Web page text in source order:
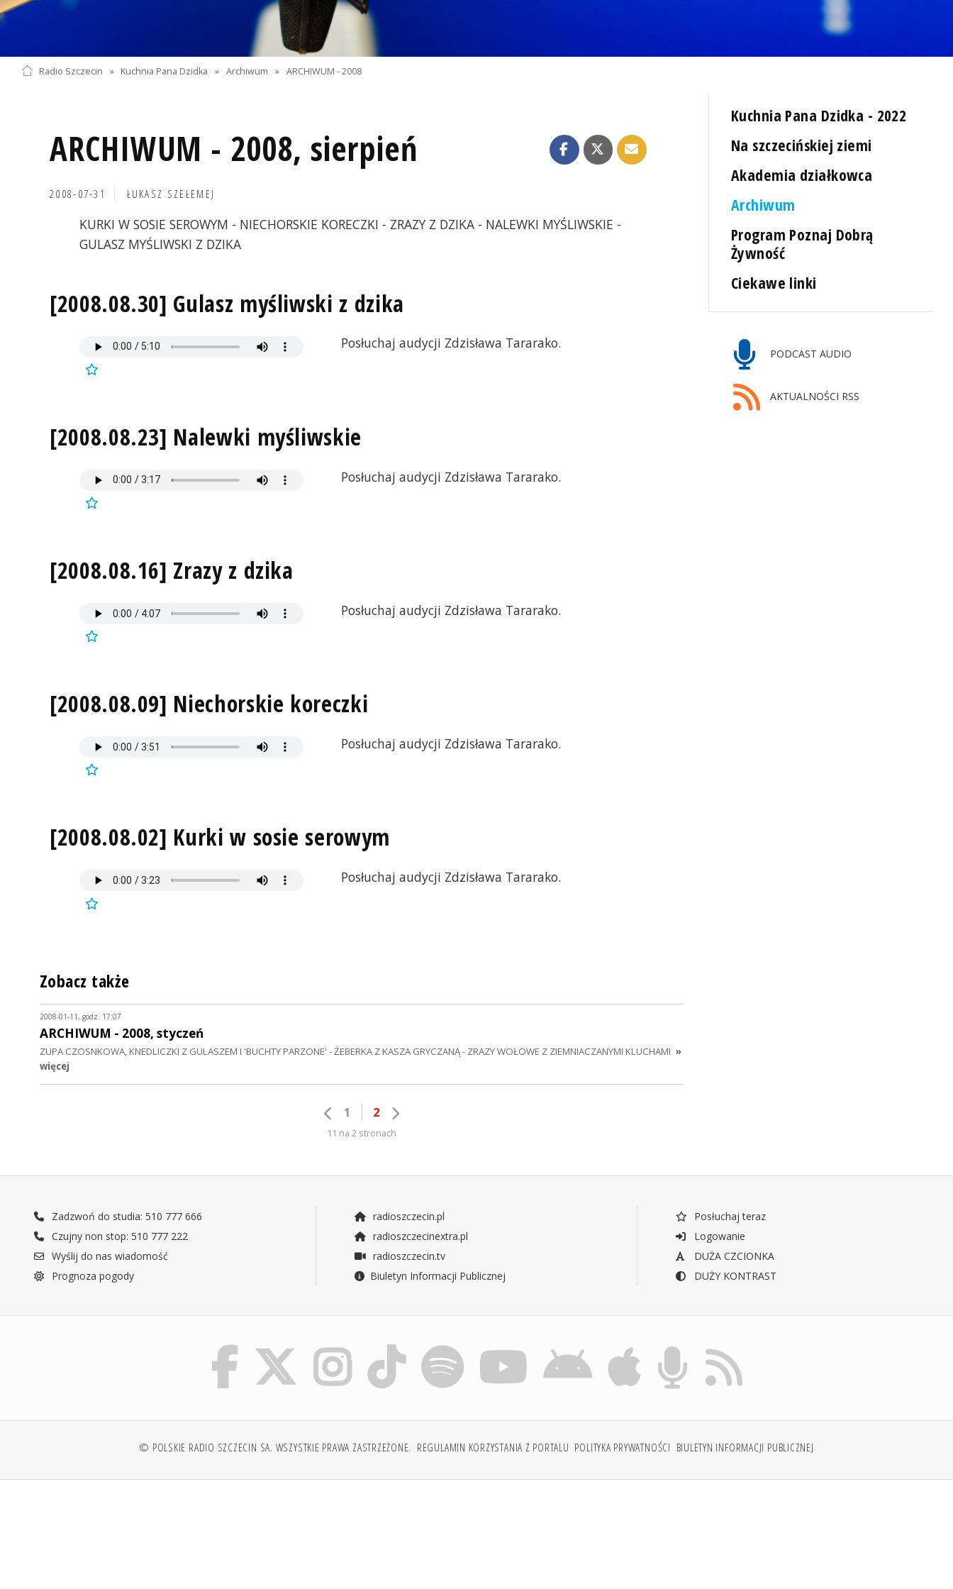
Radio Szczecin » Kuchnia Pana Dzidka » Archiwum » ARCHIWUM - 2008
ARCHIWUM - 2008, sierpień
2008-07-31 ŁUKASZ SZEŁEMEJ
KURKI W SOSIE SEROWYM - NIECHORSKIE KORECZKI - ZRAZY Z DZIKA - NALEWKI MYŚLIWSKIE -
GULASZ MYŚLIWSKI Z DZIKA
[2008.08.30] Gulasz myśliwski z dzika
Posłuchaj audycji Zdzisława Tararako.
[2008.08.23] Nalewki myśliwskie
Posłuchaj audycji Zdzisława Tararako.
[2008.08.16] Zrazy z dzika
Posłuchaj audycji Zdzisława Tararako.
[2008.08.09] Niechorskie koreczki
Posłuchaj audycji Zdzisława Tararako.
[2008.08.02] Kurki w sosie serowym
Posłuchaj audycji Zdzisława Tararako.
Kuchnia Pana Dzidka - 2022
Na szczecińskiej ziemi
Akademia działkowca
Archiwum
Program Poznaj Dobrą
Żywność
Ciekawe linki
PODCAST AUDIO
AKTUALNOŚCI RSS
Zobacz także
2008-01-11, godz. 17:07
ARCHIWUM - 2008, styczeń
ZUPA CZOSNKOWA, KNEDLICZKI Z GULASZEM I 'BUCHTY PARZONE' - ŻEBERKA Z KASZA GRYCZANĄ - ZRAZY WOŁOWE Z ZIEMNIACZANYMI KLUCHAMI »
więcej
1 2
11 na 2 stronach
Zadzwoń do studia: 510 777 666
Czujny non stop: 510 777 222
Wyślij do nas wiadomość
Prognoza pogody
radioszczecin.pl
radioszczecinextra.pl
radioszczecin.tv
Biuletyn Informacji Publicznej
Posłuchaj teraz
Logowanie
DUŻA CZCIONKA
DUŻY KONTRAST
© POLSKIE RADIO SZCZECIN SA. WSZYSTKIE PRAWA ZASTRZEŻONE. REGULAMIN KORZYSTANIA Z PORTALU POLITYKA PRYWATNOŚCI BIULETYN INFORMACJI PUBLICZNEJ